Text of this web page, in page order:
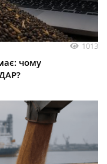
1013
чому